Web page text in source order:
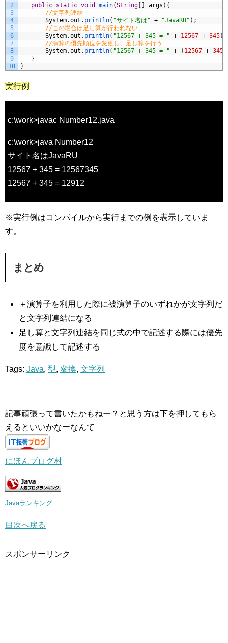
2
3
4
5
6
7
8
9
10
public static void main(String [ ] args ) {
//文字列連結
System.out . println( "サイト名は" + "JavaRU" ) ;
//この場合は足し算が行われない
System.out . println( "12567 + 345 = " + 12567 + 345)
//演算の優先順位を変更し、足し算を行う
System.out . println( "12567 + 345 = " + ( 12567 + 345
}
}
実行例
c:\work>javac Number12.java
c:\work>java Number12
サイト名はJavaRU
12567 + 345 = 12567345
12567 + 345 = 12912
※実行例はコンパイルから実行までの例を表示していま
す。
まとめ
＋演算子を利用した際に被演算子のいずれかが文字列だ
と文字列連結になる
足し算と文字列連結を同じ式の中で記述する際には優先
度を意識して記述する
Tags: Java, 型, 変換, 文字列
記事頑張って書いたかもねー？と思う方は下を押してもら
えるといいかなーなんて
にほんブログ村
Javaランキング
目次へ戻る
スポンサーリンク